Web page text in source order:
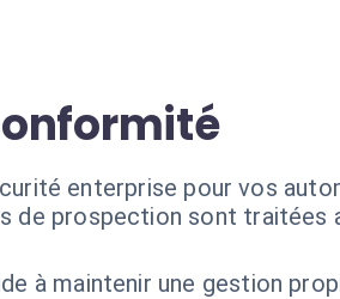
enterprise pour vos
de prospection sont
à maintenir une gestion